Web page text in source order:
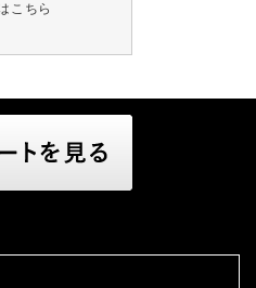
こちら